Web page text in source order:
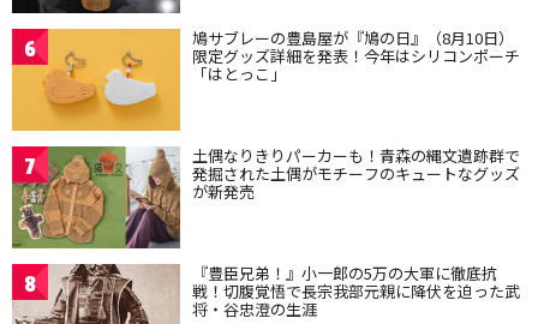
6 鳩サブレーの豊島屋が『鳩の日』（8月10日）
限定グッズ詳細を発表！今年はシリコンポーチ
「はとっこ」
7 土偶なりきりパーカーも！青森の縄文遺跡群で
発掘された土偶がモチーフのキュートなグッズ
が新発売
8 『豊臣兄弟！』小一郎の5万の大軍に徹底抗
戦！切腹覚悟で長宗我部元親に降伏を迫った武
将・谷忠澄の生涯